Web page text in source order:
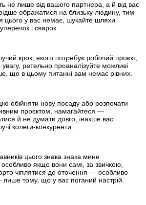
не лише від вашого партнера, а й від вас
ображатися на близьку людину, тим
цього у вас немає, шукайте шляхи
і сварок.
крок, якого потребує робочий проєкт,
ретельно проаналізуйте можливі
що в цьому питанні вам немає рівних.
обійняти нову посаду або розпочати
проєктом, намагайтеся —
й не думати довго, інакше вас
колеги-конкуренти.
цього знака знака мине
якщо вони самі, за звичкою,
чіплятися до оточення — особливо
тому, що у вас поганий настрій.